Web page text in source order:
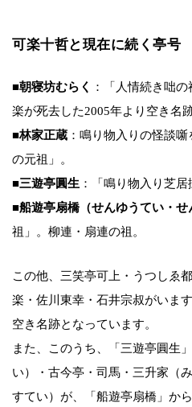
可楽十哲と現在に続く亭号
■朝寝坊むらく
：「人情続き咄
楽が死去した2005年より空き名
■林家正蔵 ：鳴り物入りの怪談
の元祖」。
■三遊亭圓生 ：「鳴り物入り芝
■船遊亭扇橋（せんゆうてい・せ
祖」。柳連・扇連の祖。
この他、三笑亭可上・うつしゑ
楽・佐川東幸・石井宗叔がいま
空き名跡となっています。
また、このうち、「三遊亭圓生
い）・古今亭・司馬・三升家（
すてい）が、「船遊亭扇橋」か